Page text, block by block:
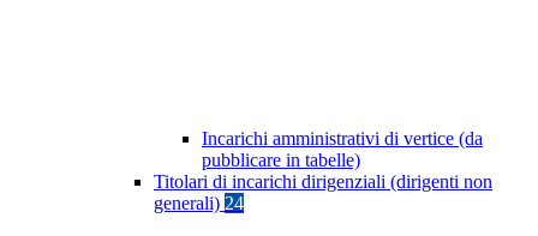
Incarichi amministrativi di vertice (da
pubblicare in tabelle)
Titolari di incarichi dirigenziali (dirigenti non
generali) 24